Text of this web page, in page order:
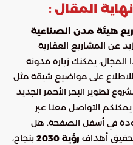
المقال :
هيئة مدن الصناعية
عن المشاريع العقارية
يمكنك زيارة مدونة
للاطلاع على مواضيع شيقة مثل
تطوير البحر الأحمر الجديد
التواصل معنا عبر
في أسفل الصفحة. هل
أهداف رؤية 2030
بنجاح،